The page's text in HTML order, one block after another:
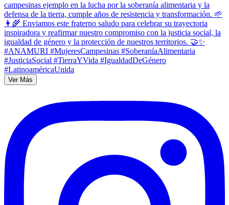
Ver Más